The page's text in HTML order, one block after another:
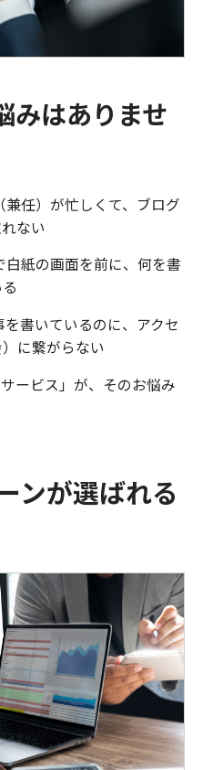
みはありませ
兼任）が忙しくて、ブログ
ない
白紙の画面を前に、何を書
書いているのに、アクセ
に繋がらない
ービス」が、そのお悩み
ンが選ばれる